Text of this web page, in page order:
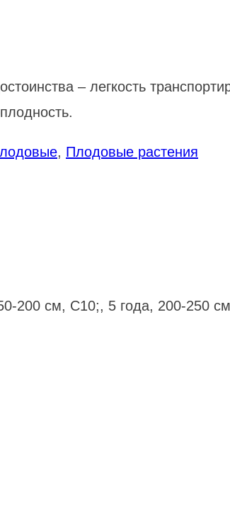
– легкость
, Плодовые растения
200 см, С10;, 5 года, 200-250